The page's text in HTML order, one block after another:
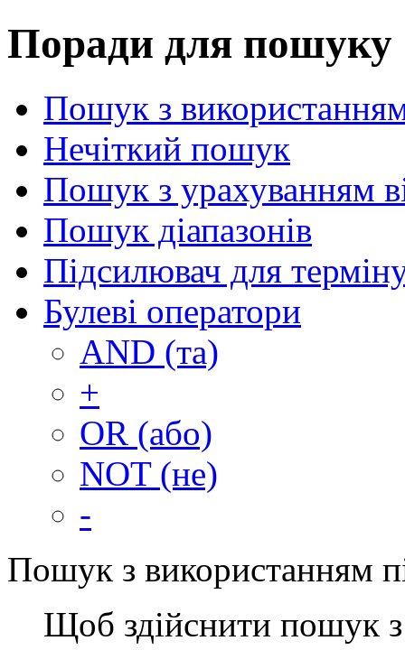
Поради для пошуку
Пошук з
Нечіткий пошук
Пошук з урахуванням
Пошук діапазонів
Підсилювач для
Булеві оператори
AND (та)
+
OR (або)
NOT (не)
-
Пошук з використанням
Щоб здійснити пошук